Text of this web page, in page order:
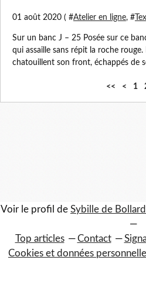
01 août 2020 ( #Atelier en ligne, #
Sur un banc J – 25 Posée sur ce
qui assaille sans répit la roche
chatouillent son front, échappés de
<< < 1
Voir le profil de Sybille de
Top articles Contact
Cookies et données